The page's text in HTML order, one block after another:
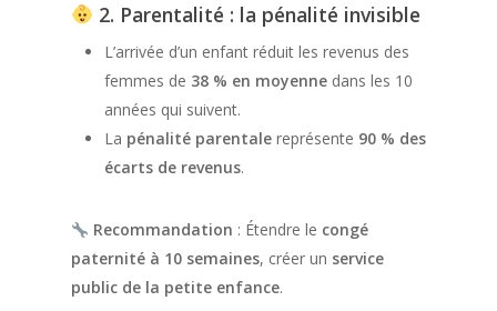
2. Parentalité : la pénalité invisible
L’arrivée d’un enfant réduit les revenus des
femmes de 38 % en moyenne dans les 10
années qui suivent.
La pénalité parentale représente 90 % des
écarts de revenus.
Recommandation : Étendre le congé
paternité à 10 semaines, créer un service
public de la petite enfance.